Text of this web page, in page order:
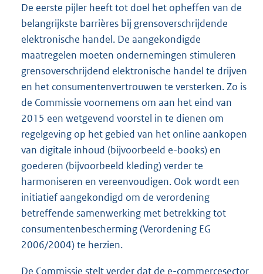
De eerste pijler heeft tot doel het opheffen van de
belangrijkste barrières bij grensoverschrijdende
elektronische handel. De aangekondigde
maatregelen moeten ondernemingen stimuleren
grensoverschrijdend elektronische handel te drijven
en het consumentenvertrouwen te versterken. Zo is
de Commissie voornemens om aan het eind van
2015 een wetgevend voorstel in te dienen om
regelgeving op het gebied van het online aankopen
van digitale inhoud (bijvoorbeeld e-books) en
goederen (bijvoorbeeld kleding) verder te
harmoniseren en vereenvoudigen. Ook wordt een
initiatief aangekondigd om de verordening
betreffende samenwerking met betrekking tot
consumentenbescherming (Verordening EG
2006/2004) te herzien.
De Commissie stelt verder dat de e-commercesector